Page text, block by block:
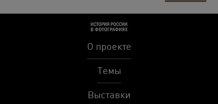
О проекте
Темы
Выставки